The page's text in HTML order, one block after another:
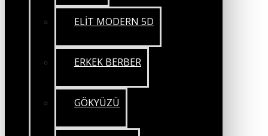
ELİT MODERN 5D
ERKEK BERBER
GÖKYÜZÜ